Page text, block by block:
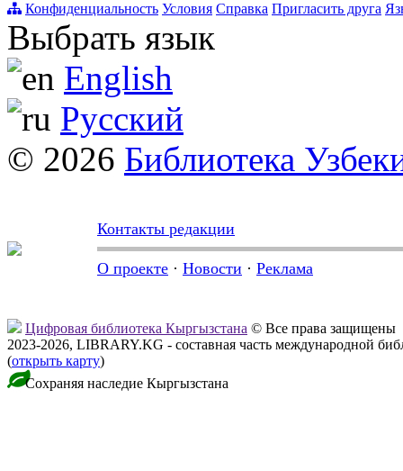
Конфиденциальность Условия Справка Пригласить друга
Выбрать язык
English
Русский
© 2026 Библиотека
Контакты редакции
О проекте · Новости · Реклама
Цифровая библиотека Кыргызстана © Все права защищены
2023-2026, LIBRARY.KG - составная часть международной
(открыть карту)
Сохраняя наследие Кыргызстана